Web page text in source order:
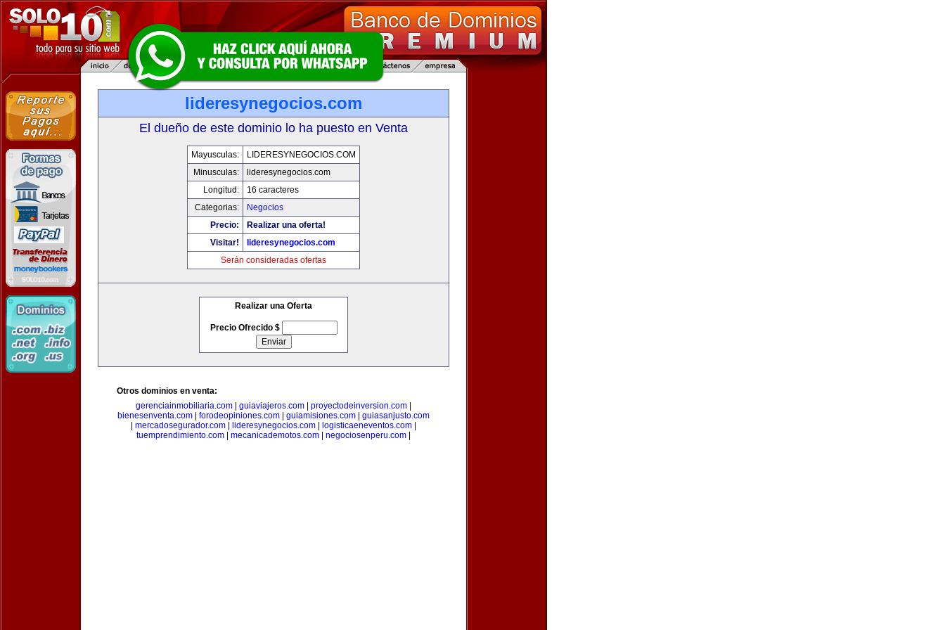
lideresynegocios.com
El dueño de este dominio lo ha puesto en Venta
Mayusculas:
LIDERESYNEGOCIOS.COM
Minusculas:
lideresynegocios.com
Longitud:
16 caracteres
Categorias:
Negocios
Precio:
Realizar una oferta!
Visitar!
lideresynegocios.com
Serán consideradas ofertas
Realizar una Oferta
Precio Ofrecido $
Otros dominios en venta:
gerenciainmobiliaria.com
guiaviajeros.com proyectodeinversion.com
bienesenventa.com
forodeopiniones.com guiamisiones.com
guiasanjusto.com
mercadosegurador.com lideresynegocios.com logisticaeneventos.com
tuemprendimiento.com
mecanicademotos.com negociosenperu.com